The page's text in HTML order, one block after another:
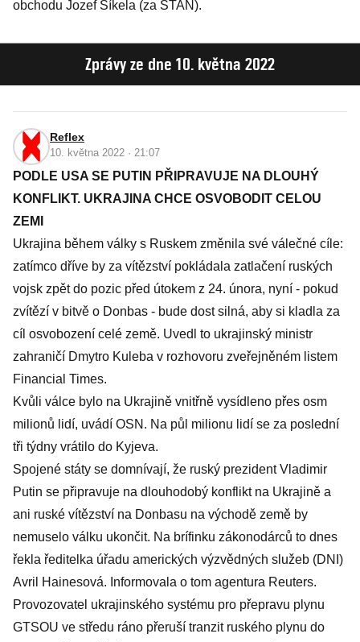
obchodu Jozef Síkela (za STAN).
Zprávy ze dne 10. května 2022
Reflex
10. května 2022 · 21:07
PODLE USA SE PUTIN PŘIPRAVUJE NA DLOUHÝ
KONFLIKT. UKRAJINA CHCE OSVOBODIT CELOU
ZEMI
Ukrajina během války s Ruskem změnila své válečné cíle:
zatímco dříve by za vítězství pokládala zatlačení ruských
vojsk zpět do pozic před útokem z 24. února, nyní - pokud
zvítězí v bitvě o Donbas - bude dost silná, aby si kladla za
cíl osvobození celé země. Uvedl to ukrajinský ministr
zahraničí Dmytro Kuleba v rozhovoru zveřejněném listem
Financial Times.
Kvůli válce bylo na Ukrajině vnitřně vysídleno přes osm
milionů lidí, uvádí OSN. Na půl milionu lidí se za poslední
tři týdny vrátilo do Kyjeva.
Spojené státy se domnívají, že ruský prezident Vladimir
Putin se připravuje na dlouhodobý konflikt na Ukrajině a
ani ruské vítězství na Donbasu na východě země by
nemuselo válku ukončit. Na brífinku zákonodárců to dnes
řekla ředitelka úřadu amerických výzvědných služeb (DNI)
Avril Hainesová. Informovala o tom agentura Reuters.
Provozovatel ukrajinského systému pro přepravu plynu
GTSOU ve středu ráno přeruší tranzit ruského plynu do